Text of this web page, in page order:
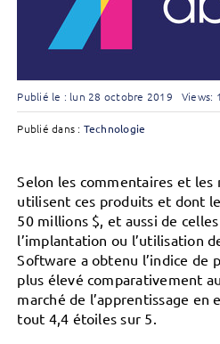
Publié le : lun 28 octobre 2019 Views:
Publié dans : Technologie
Selon les commentaires et les
utilisent ces produits et dont
50 millions $, et aussi de
l’implantation ou l’utilisation
Software a obtenu l’indice de
plus élevé comparativement
marché de l’apprentissage
tout 4,4 étoiles sur 5.